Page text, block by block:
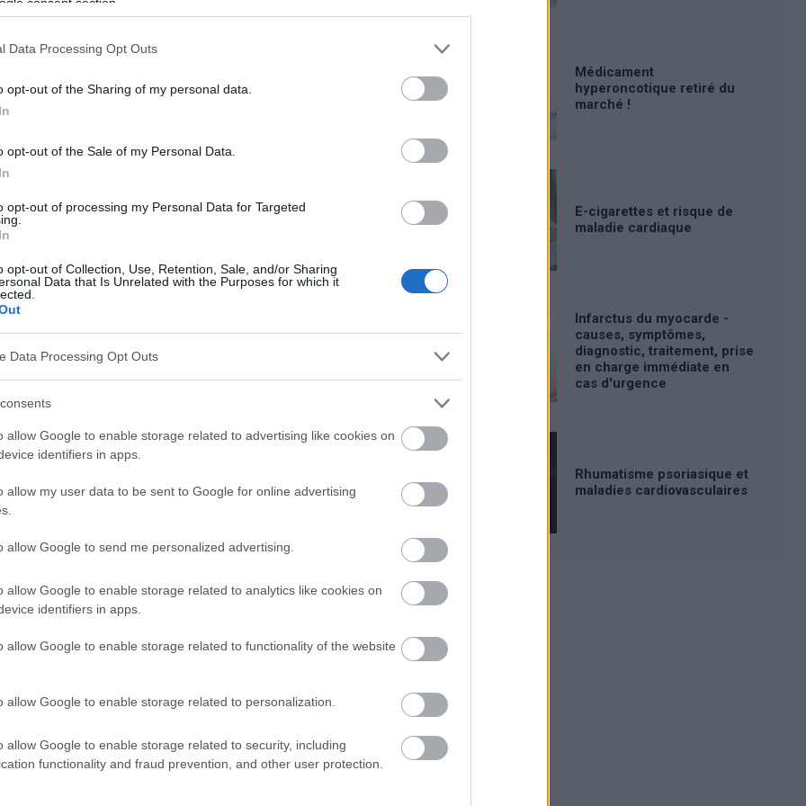
Data Processing Opt Outs
opt-out of the Sharing of my personal data.
opt-out of the Sale of my Personal Data.
opt-out of processing my Personal Data for Targeted
opt-out of Collection, Use, Retention, Sale, and/or Sharing
Data that Is Unrelated with the Purposes for which it
Data Processing Opt Outs
allow Google to enable storage related to advertising like cookies on
identifiers in apps.
allow my user data to be sent to Google for online advertising
allow Google to send me personalized advertising.
allow Google to enable storage related to analytics like cookies on
identifiers in apps.
allow Google to enable storage related to functionality of the website
allow Google to enable storage related to personalization.
allow Google to enable storage related to security, including
functionality and fraud prevention, and other user protection.
santé. Un excès de cholestérol HDL peut-il donc
patient subit un
cholestérol dans le sang et la concentration de
HDL. Les patients peuvent être particulièrement
souligné que de nombreuses personnes ont...
que cela puisse paraître surprenant, la fraction
- elle influence le métabolisme du
transport vers le foie), sans compter que le
anticoagulants. Le cholestérol de la fractionHDL
dans la vie, la relation entre la santé et la
évidente : il n'est pas nécessairement vrai que
suggèrent que la façon dont lecholestérolHDL
par sa concentration dans le sang, mais
Médicament
hyperoncotique retiré du
marché !
E-cigarettes et risque de
maladie cardiaque
Infarctus du myocarde -
causes, symptômes,
diagnostic, traitement, prise
en charge immédiate en
cas d'urgence
Rhumatisme psoriasique et
maladies cardiovasculaires